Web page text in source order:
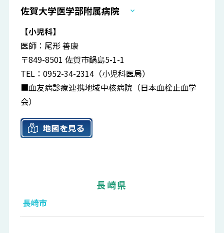
佐賀大学医学部附属病院
【小児科】
医師：尾形 善康
〒849-8501 佐賀市鍋島5-1-1
TEL：0952-34-2314（小児科医局）
■血友病診療連携地域中核病院（日本血栓止血学
会）
長崎県
長崎市